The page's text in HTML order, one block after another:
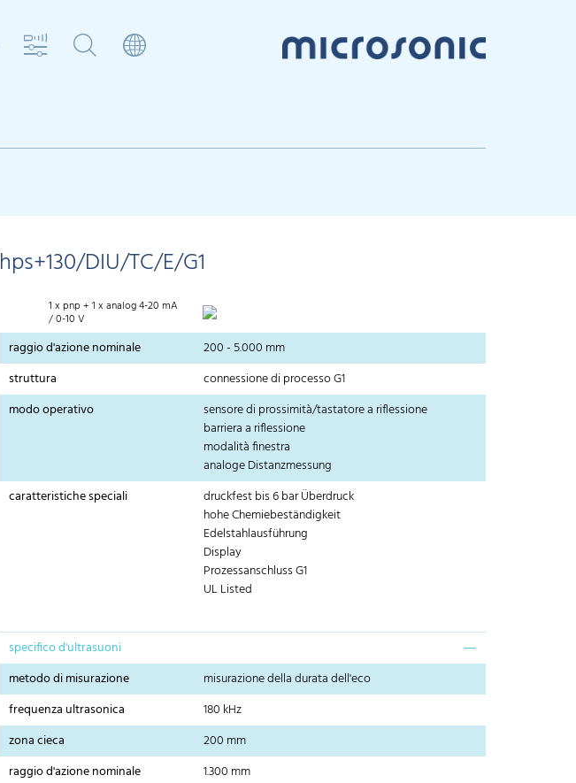
hps+130/DIU/TC/E/G1
1 x pnp + 1 x analog 4-20 mA
/ 0-10 V
raggio d'azione nominale
200 - 5.000 mm
struttura
connessione di processo G1
modo operativo
sensore di prossimità/tastatore a riflessione
barriera a riflessione
modalità finestra
analoge Distanzmessung
caratteristiche speciali
druckfest bis 6 bar Überdruck
hohe Chemiebeständigkeit
Edelstahlausführung
Display
Prozessanschluss G1
UL Listed
specifico d'ultrasuoni
metodo di misurazione
misurazione della durata dell'eco
frequenza ultrasonica
180 kHz
zona cieca
200 mm
raggio d'azione nominale
1.300 mm